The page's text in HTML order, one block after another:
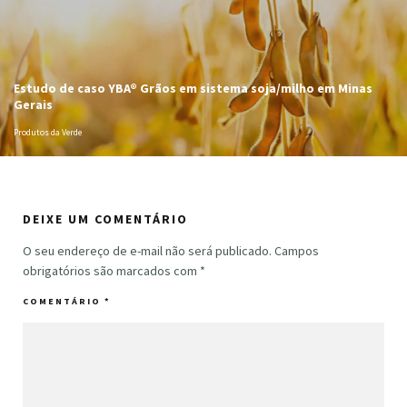
Estudo de caso YBA® Grãos em sistema soja/milho em Minas
Gerais
Produtos da Verde
DEIXE UM COMENTÁRIO
O seu endereço de e-mail não será publicado. Campos
obrigatórios são marcados com *
COMENTÁRIO *